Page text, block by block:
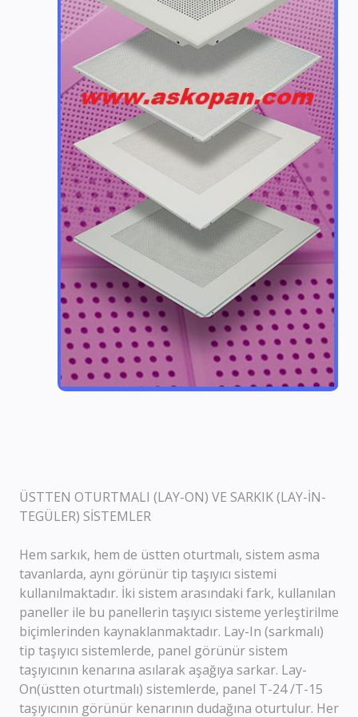
ÜSTTEN OTURTMALI (LAY-ON) VE SARKIK (LAY-İN-
TEGÜLER) SİSTEMLER
Hem sarkık, hem de üstten oturtmalı, sistem asma
tavanlarda, aynı görünür tip taşıyıcı sistemi
kullanılmaktadır. İki sistem arasındaki fark, kullanılan
paneller ile bu panellerin taşıyıcı sisteme yerleştirilme
biçimlerinden kaynaklanmaktadır. Lay-In (sarkmalı)
tip taşıyıcı sistemlerde, panel görünür sistem
taşıyıcının kenarına asılarak aşağıya sarkar. Lay-
On(üstten oturtmalı) sistemlerde, panel T-24 /T-15
taşıyıcının görünür kenarının dudağına oturtulur. Her